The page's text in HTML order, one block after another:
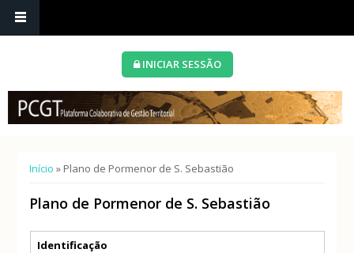
INICIAR SESSÃO
Está aqui
Início » Plano de Pormenor de S. Sebastião
Plano de Pormenor de S. Sebastião
Separadores verticais
Identificação